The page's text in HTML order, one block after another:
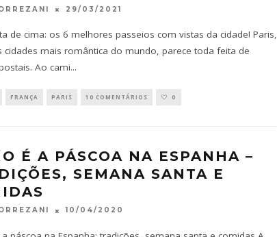
29/03/2021
de cima: os 6 melhores passeios com vistas da cidade! Paris,
cidades mais romântica do mundo, parece toda feita de
Ao cami...
FRANÇA PARIS 10 COMENTÁRIOS 0
É A PÁSCOA NA ESPANHA –
SEMANA SANTA E
10/04/2020